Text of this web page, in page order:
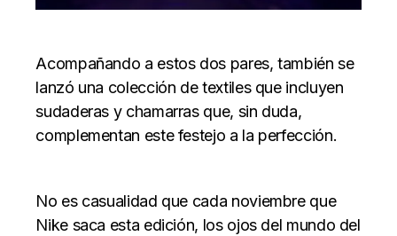
Acompañando a estos dos pares, también se
lanzó una colección de textiles que incluyen
sudaderas y chamarras que, sin duda,
complementan este festejo a la perfección.
No es casualidad que cada noviembre que
Nike saca esta edición, los ojos del mundo del